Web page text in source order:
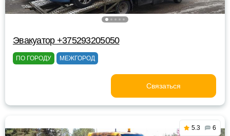
Эвакуатор +375293205050
ПО ГОРОДУ МЕЖГОРОД
Связаться
5.3 6